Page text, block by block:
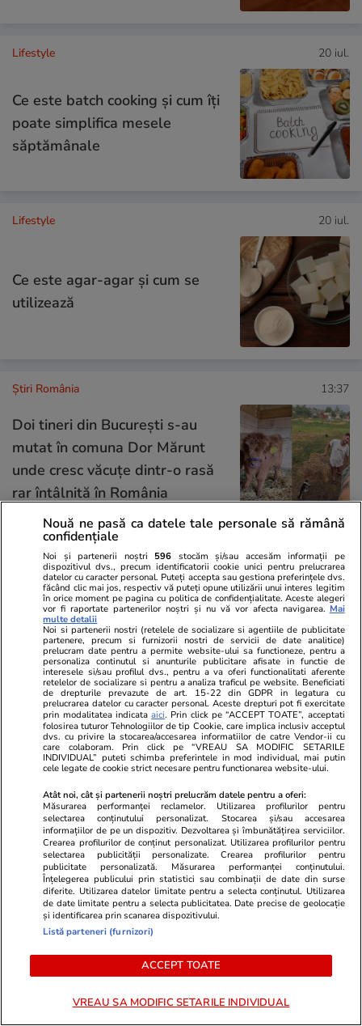
Lifestyle 20 iul.
Ce este batch cooking și cum îți
poate simplifica mesele
săptămânale
Lifestyle 20 iul.
Ce este agar-agar și cum se
utilizează
Știri România 13:37
Doi tineri din București s-au
mutat în comuna Dor Mărunt
unde cresc văcuțe dintr-o rasă
rar întâlnită în România
Exclusiv
Știri România 13:36
Care este starea marinarilor de
pe nava cu GPL atacată în
Marea Neagră, aduși la Tulcea:
„Unul a fost intubat”
Analiză
Știri România 12:53
Cum încearcă MAI să salveze
megacontractul de 800 de
milioane de euro din SAFE
pentru cele 380.000 de arme
noi de la SIG Sauer
Știri România 12:48
Cea mai mare tabără pentru
elevi este organizată de
Universitatea din București, la
un preț foarte accesibil
Nouă ne pasă ca datele tale personale să rămână
confidențiale
Noi și partenerii noștri 596 stocăm și/sau accesăm informații pe
dispozitivul dvs., precum identificatorii cookie unici pentru prelucrarea
datelor cu caracter personal. Puteți accepta sau gestiona preferințele dvs.
făcând clic mai jos, respectiv vă puteți opune utilizării unui interes legitim
în orice moment pe pagina cu politica de confidențialitate. Aceste alegeri
vor fi raportate partenerilor noștri și nu vă vor afecta navigarea. Mai
multe detalii
Noi si partenerii nostri (retelele de socializare si agentiile de publicitate
partenere, precum si furnizorii nostri de servicii de date analitice)
prelucram date pentru a permite website-ului sa functioneze, pentru a
personaliza continutul si anunturile publicitare afisate in functie de
interesele si/sau profilul dvs., pentru a va oferi functionalitati aferente
retelelor de socializare si pentru a analiza traficul pe website. Beneficiati
de drepturile prevazute de art. 15-22 din GDPR in legatura cu
prelucrarea datelor cu caracter personal. Aceste drepturi pot fi exercitate
prin modalitatea indicataaici. Prin click pe “ACCEPT TOATE”, acceptati
folosirea tuturor Tehnologiilor de tip Cookie, care implica inclusiv acceptul
dvs. cu privire la stocarea/accesarea informatiilor de catre Vendor-ii cu
care colaboram. Prin click pe “VREAU SA MODIFIC SETARILE
INDIVIDUAL” puteti schimba preferintele in mod individual, mai putin
cele legate de cookie strict necesare pentru functionarea website-ului.
Atât noi, cât și partenerii noștri prelucrăm datele pentru a oferi:
Măsurarea performanței reclamelor. Utilizarea profilurilor pentru
selectarea conținutului personalizat. Stocarea și/sau accesarea
informațiilor de pe un dispozitiv. Dezvoltarea și îmbunătățirea serviciilor.
Crearea profilurilor de conținut personalizat. Utilizarea profilurilor pentru
selectarea publicității personalizate. Crearea profilurilor pentru
publicitate personalizată. Măsurarea performanței conținutului.
Înțelegerea publicului prin statistici sau combinații de date din surse
diferite. Utilizarea datelor limitate pentru a selecta conținutul. Utilizarea
de date limitate pentru a selecta publicitatea. Date precise de geolocație
și identificarea prin scanarea dispozitivului.
Listă parteneri (furnizori)
ACCEPT TOATE
VREAU SA MODIFIC SETARILE INDIVIDUAL